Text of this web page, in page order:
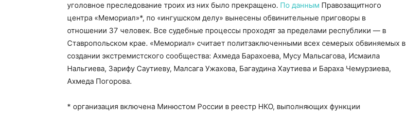
уголовное преследование троих из них было прекращено. По данным Правозащитного
центра «Мемориал»*, по «ингушском делу» вынесены обвинительные приговоры в
отношении 37 человек. Все судебные процессы проходят за пределами республики — в
Ставропольском крае. «Мемориал» считает политзаключенными всех семерых обвиняемых в
создании экстремистского сообщества: Ахмеда Барахоева, Мусу Мальсагова, Исмаила
Нальгиева, Зарифу Саутиеву, Малсага Ужахова, Багаудина Хаутиева и Бараха Чемурзиева,
Ахмеда Погорова.
* организация включена Минюстом России в реестр НКО, выполняющих функции